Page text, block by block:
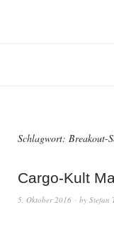
Schlagwort: Breakout-
Cargo-Kult
5. Oktober 2016 by Stefan